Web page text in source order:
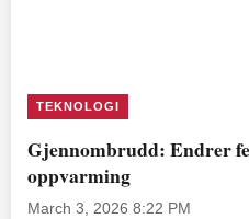
TEKNOLOGI
Gjennombrudd: Endrer
oppvarming
March 3, 2026 8:22 PM